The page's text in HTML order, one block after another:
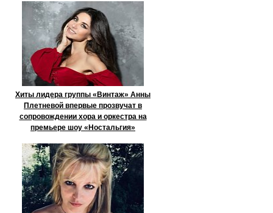
Хиты лидера группы «Винтаж» Анны
Плетневой впервые прозвучат в
сопровождении хора и оркестра на
премьере шоу «Ностальгия»